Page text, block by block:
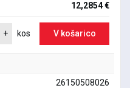
12,2854 €
+ kos V košarico
26150508026